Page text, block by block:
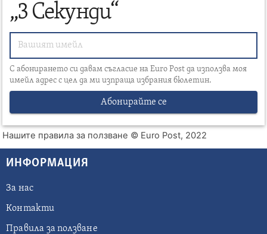
„3 Секунди“
С абонирането си давам съгласие на Euro Post да използва моя
имейл адрес с цел да ми изпраща избрания бюлетин.
Абонирайте се
Нашите правила за ползване © Euro Post, 2022
ИНФОРМАЦИЯ
За нас
Контакти
Правила за ползване